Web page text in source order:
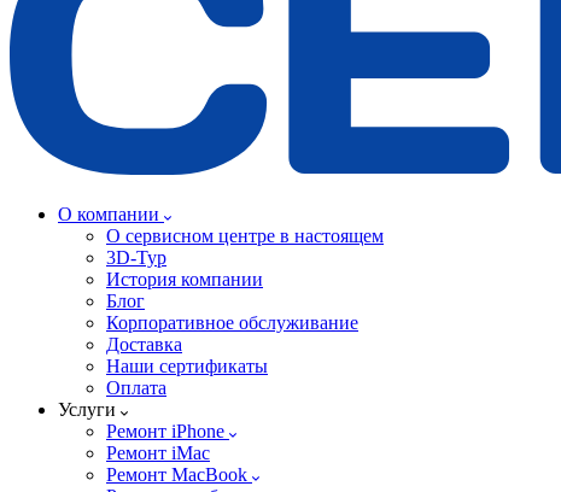
О компании
О сервисном центре в настоящем
3D-Тур
История компании
Блог
Корпоративное обслуживание
Доставка
Наши сертификаты
Оплата
Услуги
Ремонт iPhone
Ремонт iMac
Ремонт MacBook